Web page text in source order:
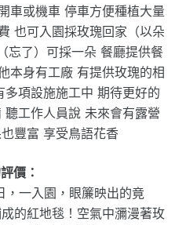
車或機車 停車方便種植大量
也可入園採玫瑰回家（以朵
忘了）可採一朵 餐廳提供餐
本身有工廠 有提供玫瑰的相
項設施施工中 期待更好的
工作人員說 未來會有露營
豐富 享受鳥語花香
價：
，一入園，眼簾映出的竟
的紅地毯！空氣中瀰漫著玫